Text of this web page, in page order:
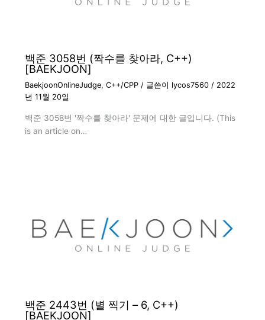
백준 3058번 (짝수를 찾아라, C++)
[BAEKJOON]
BaekjoonOnlineJudge, C++/CPP/ 글쓴이 lycos7560 / 2022
년 11월 20일
백준 3058번 '짝수를 찾아라' 문제에 대한 글입니다. (This
is an article on…
백준 2443번 (별 찍기 – 6, C++)
[BAEKJOON]